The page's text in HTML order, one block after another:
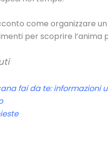
come organizzare
per scoprire l’anima
fai da te: informazioni